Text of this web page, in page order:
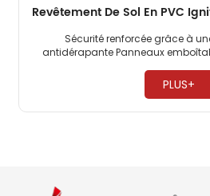
Sécurité renforcée grâce à
antidérapante Panneaux
PLUS+